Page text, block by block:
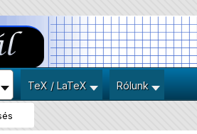
TeX / LaTeX Rólunk